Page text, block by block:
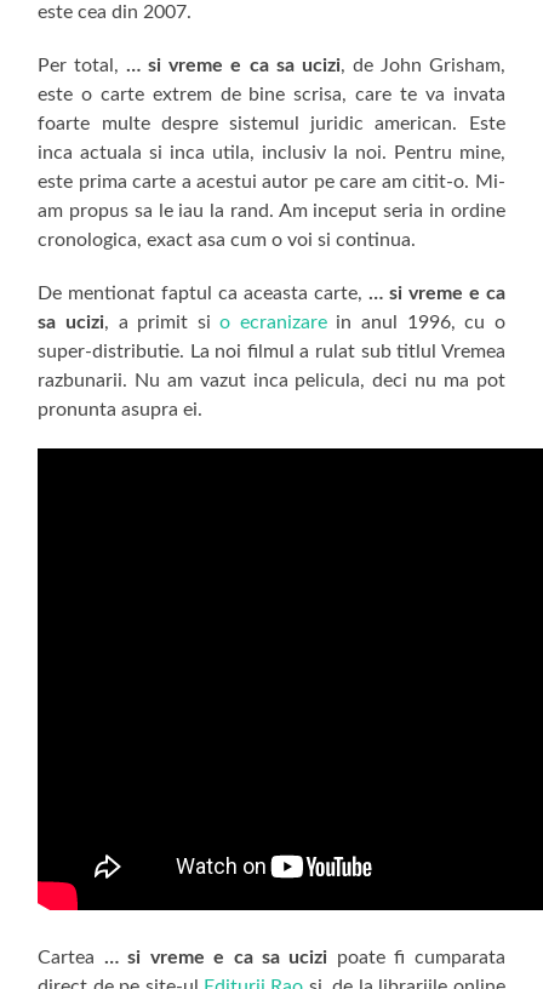
este cea din 2007.
Per total,… si vreme e ca sa ucizi, de John Grisham,
este o carte extrem de bine scrisa, care te va invata
foarte multe despre sistemul juridic american. Este
inca actuala si inca utila, inclusiv la noi. Pentru mine,
este prima carte a acestui autor pe care am citit-o. Mi-
am propus sa le iau la rand. Am inceput seria in ordine
cronologica, exact asa cum o voi si continua.
De mentionat faptul ca aceasta carte, … si vreme e ca
sa ucizi, a primit sio ecranizarein anul 1996, cu o
super-distributie. La noi filmul a rulat sub titlul Vremea
razbunarii. Nu am vazut inca pelicula, deci nu ma pot
pronunta asupra ei.
Cartea … si vreme e ca sa ucizi poate fi cumparata